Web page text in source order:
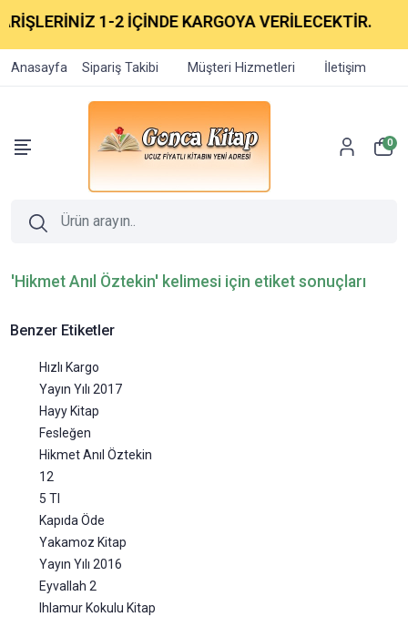
1-2 İÇİNDE KARGOYA VERİLECEKTİR.
Anasayfa Sipariş Takibi Müşteri Hizmetleri İletişim
0
'Hikmet Anıl Öztekin' kelimesi için etiket sonuçları
Benzer Etiketler
Hızlı Kargo
Yayın Yılı 2017
Hayy Kitap
Fesleğen
Hikmet Anıl Öztekin
12
5 Tl
Kapıda Öde
Yakamoz Kitap
Yayın Yılı 2016
Eyvallah 2
Ihlamur Kokulu Kitap